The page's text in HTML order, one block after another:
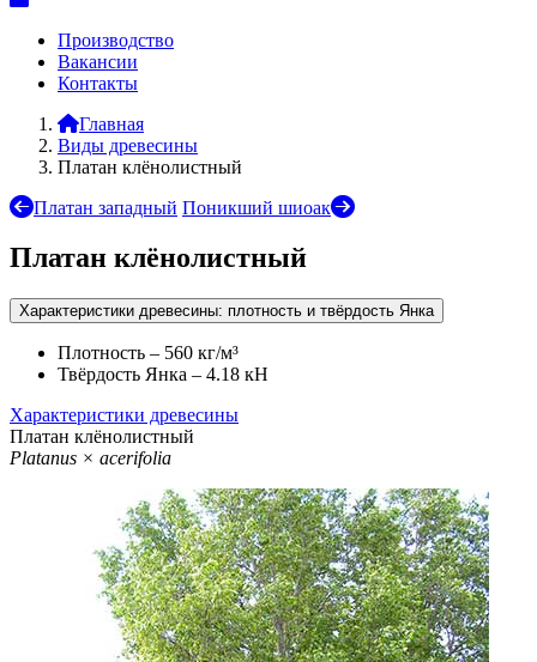
Производство
Вакансии
Контакты
Главная
Виды древесины
Платан клёнолистный
Платан западный Поникший шиоак
Платан клёнолистный
Характеристики древесины: плотность и твёрдость Янка
Плотность – 560 кг/м³
Твёрдость Янка – 4.18 кН
Характеристики древесины
Платан клёнолистный
Platanus × acerifolia